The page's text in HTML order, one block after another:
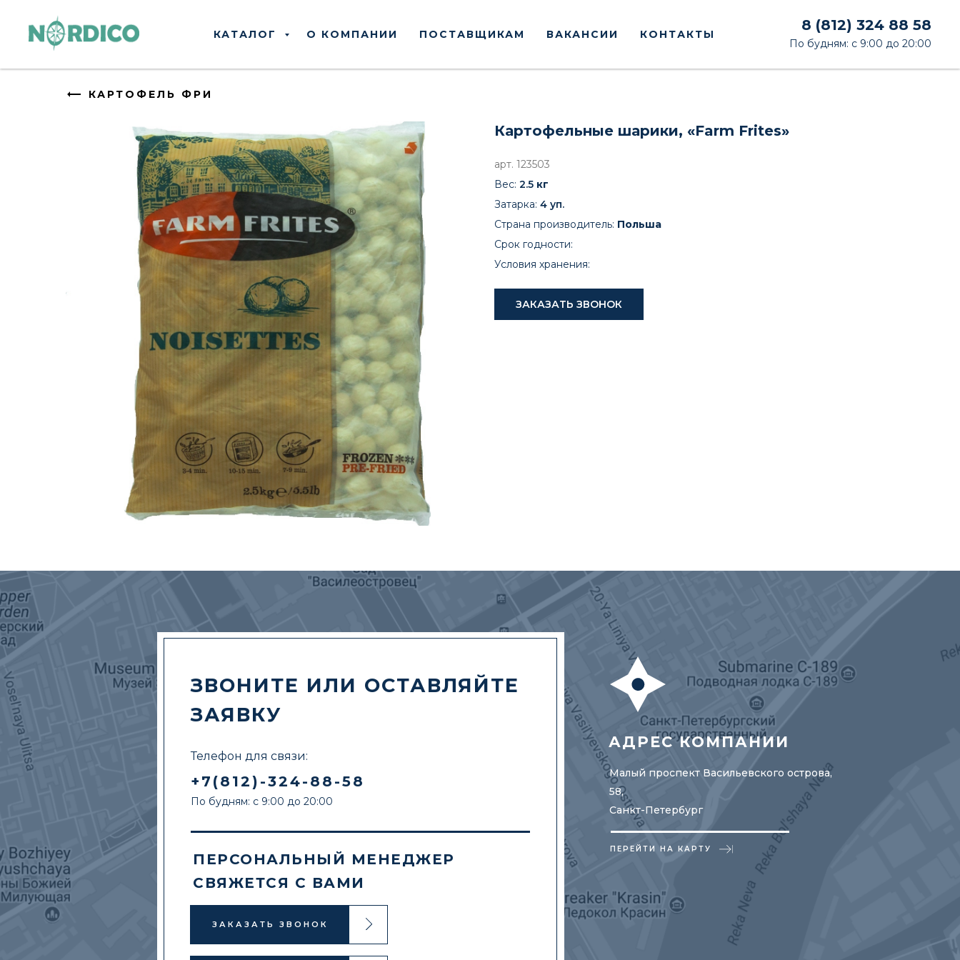
КАТАЛОГ О КОМПАНИИ ПОСТАВЩИКАМ ВАКАНСИИ КОНТАКТЫ
8 (812) 324 88 58
По будням: с 9:00 до 20:00
КАРТОФЕЛЬ ФРИ
Картофельные шарики, «Farm Frites»
арт. 123503
Вес: 2.5 кг
Затарка: 4 уп.
Страна производитель: Польша
Срок годности:
Условия хранения:
ЗАКАЗАТЬ ЗВОНОК
Телефон для связи:
ЗВОНИТЕ ИЛИ ОСТАВЛЯЙТЕ
ЗАЯВКУ
+7(812)-324-88-58
ПЕРСОНАЛЬНЫЙ МЕНЕДЖЕР
СВЯЖЕТСЯ С ВАМИ
По будням: с 9:00 до 20:00
АДРЕС КОМПАНИИ
Малый проспект Васильевского острова,
58,
Санкт-Петербург
ЗАКАЗАТЬ ЗВОНОК
ПЕРЕЙТИ НА КАРТУ